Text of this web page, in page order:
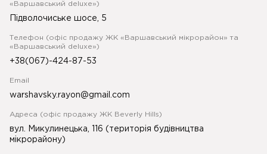
«Варшавський deluxe»)
Підволочиське шосе, 5
Телефон (офіс продажу ЖК «Варшавський мікрорайон» та
«Варшавський deluxe»)
+38(067)-424-87-53
Email
warshavsky.rayon@gmail.com
Адреса (офіс продажу ЖК Beverly Hills)
вул. Микулинецька, 116 (територія будівництва
мікрорайону)